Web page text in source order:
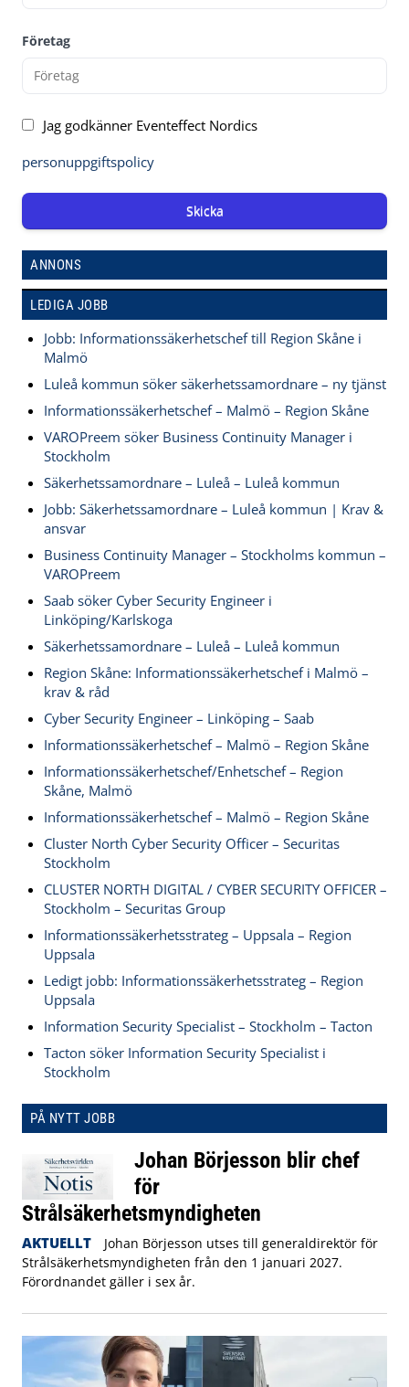
Företag
Jag godkänner Eventeffect Nordics
personuppgiftspolicy
Skicka
ANNONS
LEDIGA JOBB
Jobb: Informationssäkerhetschef till Region Skåne i
Malmö
Luleå kommun söker säkerhetssamordnare – ny tjänst
Informationssäkerhetschef – Malmö – Region Skåne
VAROPreem söker Business Continuity Manager i
Stockholm
Säkerhetssamordnare – Luleå – Luleå kommun
Jobb: Säkerhetssamordnare – Luleå kommun | Krav &
ansvar
Business Continuity Manager – Stockholms kommun –
VAROPreem
Saab söker Cyber Security Engineer i
Linköping/Karlskoga
Säkerhetssamordnare – Luleå – Luleå kommun
Region Skåne: Informationssäkerhetschef i Malmö –
krav & råd
Cyber Security Engineer – Linköping – Saab
Informationssäkerhetschef – Malmö – Region Skåne
Informationssäkerhetschef/Enhetschef – Region
Skåne, Malmö
Informationssäkerhetschef – Malmö – Region Skåne
Cluster North Cyber Security Officer – Securitas
Stockholm
CLUSTER NORTH DIGITAL / CYBER SECURITY OFFICER –
Stockholm – Securitas Group
Informationssäkerhetsstrateg – Uppsala – Region
Uppsala
Ledigt jobb: Informationssäkerhetsstrateg – Region
Uppsala
Information Security Specialist – Stockholm – Tacton
Tacton söker Information Security Specialist i
Stockholm
PÅ NYTT JOBB
Johan Börjesson blir chef
för
Strålsäkerhetsmyndigheten
AKTUELLT
Johan Börjesson utses till generaldirektör för
Strålsäkerhetsmyndigheten från den 1 januari 2027.
Förordnandet gäller i sex år.